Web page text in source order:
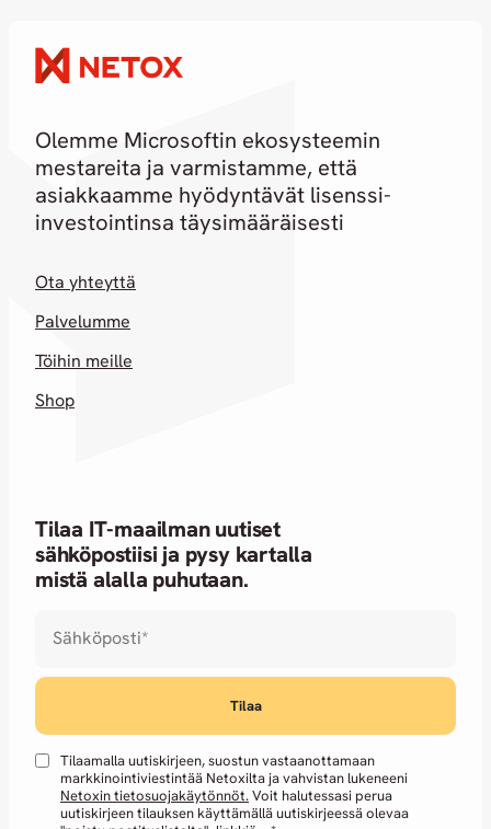
Olemme Microsoftin ekosysteemin
mestareita ja varmistamme, että
asiakkaamme hyödyntävät lisenssi-
investointinsa täysimääräisesti
Ota yhteyttä
Palvelumme
Töihin meille
Shop
Tilaa IT-maailman uutiset
sähköpostiisi ja pysy kartalla
mistä alalla puhutaan.
Sähköposti*
Tilaamalla uutiskirjeen, suostun vastaanottamaan
markkinointiviestintää Netoxilta ja vahvistan lukeneeni
Netoxin tietosuojakäytönnöt.Voit halutessasi perua
uutiskirjeen tilauksen käyttämällä uutiskirjeessä olevaa